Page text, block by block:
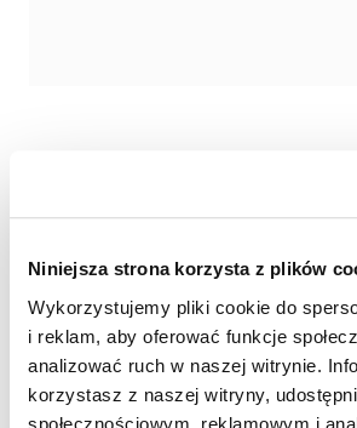
Niniejsza strona korzysta z plików
Wykorzystujemy pliki cookie do
i reklam, aby oferować funkcje
analizować ruch w naszej witrynie.
korzystasz z naszej witryny,
społecznościowym, reklamowym i
Sprawdź nasze
specjalne